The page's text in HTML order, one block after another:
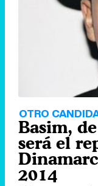
OTRO
Basim,
será el
2014